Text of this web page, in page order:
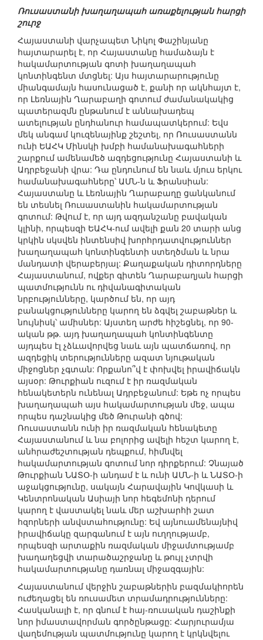
Ռուսաստանի խաղաղապահ առաքելության հարցի
շուրջ
Հայաստանի վարչապետ Նիկոլ Փաշինյանը
հայտարարել է, որ Հայաստանը համաձայն է
հակամարտության գոտի խաղաղապահ
կոնտինգենտ մտցնել: Այս հայտարարությունը
միանգամայն հասունացած է, քանի որ ակնհայտ է,
որ Լեռնային Ղարաբաղի գոտում ժամանակակից
պատերազմն ընթանում է աննախադեպ
ատելության ընդհանուր համապատկերում: Եվս
մեկ անգամ կուզենայինք շեշտել, որ Ռուսաստանն
ունի ԵԱՀԿ Մինսկի խմբի համանախագահների
շարքում ամենամեծ ազդեցությունը Հայաստանի և
Ադրբեջանի վրա: Դա ընդունում են նաև մյուս երկու
համանախագահները՝ ԱՄՆ-ն և Ֆրանսիան:
Հայաստանը և Լեռնային Ղարաբաղը ցանկանում
են տեսնել Ռուսաստանին հակամարտության
գոտում: Թվում է, որ այդ ազդանշանը բավական
կլինի, որպեսզի ԵԱՀԿ-ում ավելի քան 20 տարի անց
կրկին սկսվեն ինտենսիվ խորհրդատվություններ
խաղաղապահ կոնտինգենտի ստեղծման և նրա
մանդատի վերաբերյալ: Քաղաքական դիտորդները
Հայաստանում, ովքեր գիտեն Ղարաբաղյան հարցի
պատմությունն ու դիվանագիտական
նրբությունները, կարծում են, որ այդ
բանակցությունները կարող են ձգվել շաբաթներ և
նույնիսկ՝ ամիսներ: Այստեղ արժե հիշեցնել, որ 90-
ական թթ. այդ խաղաղապահ կոնտինգենտը
այդպես էլ չձևավորվեց նաև այն պատճառով, որ
ազդեցիկ տերությունները ազատ նյութական
միջոցներ չգտան: Որքանո՞վ է փոխվել իրավիճակն
այսօր: Թուրքիան ուզում է իր ռազմական
հենակետերն ունենալ Ադրբեջանում: Եթե ոչ որպես
խաղաղապահ այս հակամարտության մեջ, ապա
որպես դաշնակից մեծ Թուրանի գծով:
Ռուսաստանն ունի իր ռազմական հենակետը
Հայաստանում և նա բոլորից ավելի հեշտ կարող է,
անհրաժեշտության դեպքում, հիմնվել
հակամարտության գոտում նոր դիրքերում: Չնայած
Թուրքիան ՆԱՏՕ-ի անդամ է և ունի ԱՄՆ-ի և ՆԱՏՕ-ի
աջակցությունը, սակայն Հարավային Կովկասի և
Կենտրոնական Ասիայի նոր հեգեմոնի դերում
կարող է վաստակել նաև մեր աշխարհի շատ
հզորների անվստահությունը: Եվ այնուամենայնիվ
իրավիճակը զարգանում է այն ուղղությամբ,
որպեսզի արտաքին ռազմական միջամտությամբ
խաղաղեցվի տարածաշրջանը և թույլ չտրվի
հակամարտությանը դառնալ միջազգային:
Հայաստանում վերջին շաբաթներին բազմակիորեն
ուժեղացել են ռուսամետ տրամադրությունները:
Հասկանալի է, որ գնում է հայ-ռուսական դաշինքի
նոր իմաստավորման գործընթացը: Հարյուրամյա
վաղեմության պատմությունը կարող է կրկնվելու